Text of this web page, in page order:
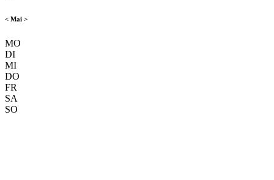
< Mai >
MO
DI
MI
DO
FR
SA
SO